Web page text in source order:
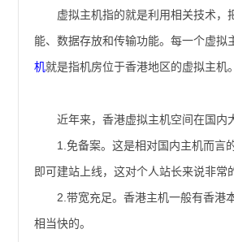
虚拟主机指的就是利用相关技术，
能、数据存放和传输功能。每一个虚
机就是指机房位于香港地区的虚拟主机。
近年来，香港虚拟主机空间在国内
1.免备案。这是相对国内主机而言
即可建站上线，这对个人站长来说非常
2.带宽充足。香港主机一般有香港
相当快的。